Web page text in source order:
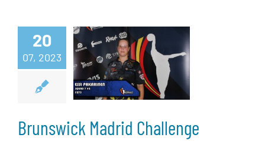
20
07, 2023
Brunswick
Madrid
Challenge
käynnissä
Brunswick Madrid Challenge